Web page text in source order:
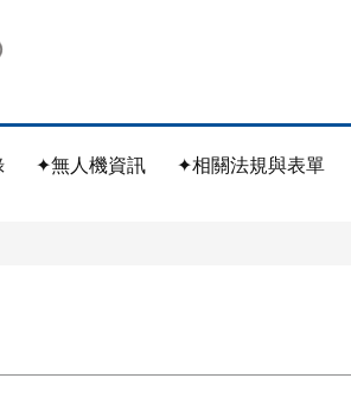
✦無人機資訊 ✦相關法規與表單